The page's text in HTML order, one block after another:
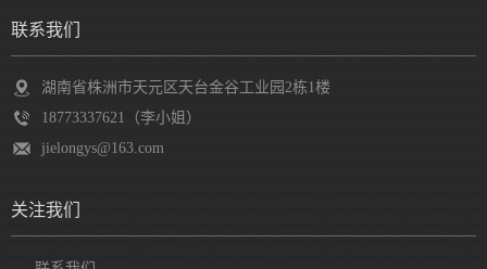
联系我们
湖南省株洲市天元区天台金谷工业园2栋1楼
18773337621（李小姐）
jielongys@163.com
关注我们